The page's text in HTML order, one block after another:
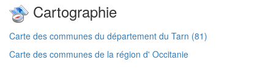
Cartographie
Carte des communes du département du Tarn (81)
Carte des communes de la région d' Occitanie